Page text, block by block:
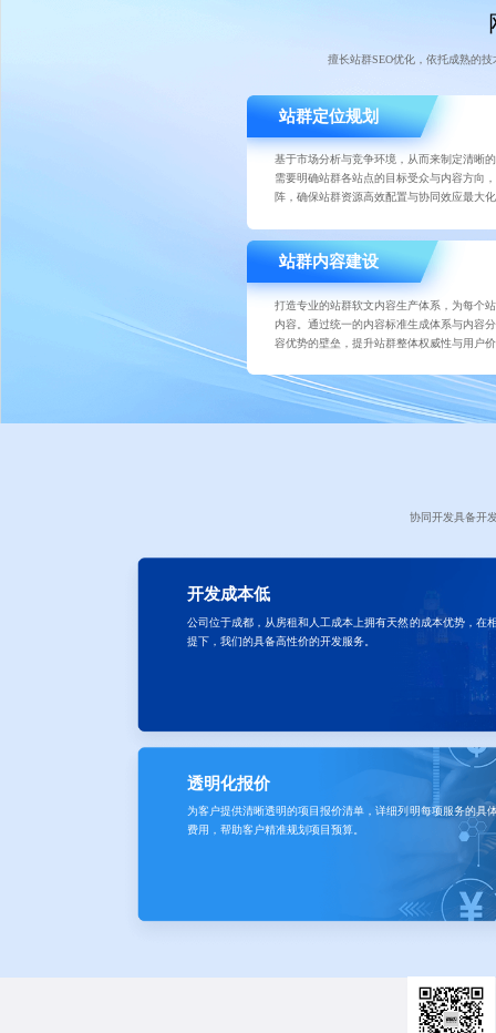
擅长站群SEO优化，依托成熟的
站群定位规划
基于市场分析与竞争环境，从而来制定清晰
需要明确站群各站点的目标受众与内容方向
阵，确保站群资源高效配置与协同效应最大
站群内容建设
打造专业的站群软文内容生产体系，为每个
内容。通过统一的内容标准生成体系与内容
容优势的壁垒，提升站群整体权威性与用户
协同开发具备开
开发成本低
公司位于成都，从房租和人工成本上拥有天然的成本优势，在
提下，我们的具备高性价的开发服务。
透明化报价
为客户提供清晰透明的项目报价清单，详细列明每项服务的具
费用，帮助客户精准规划项目预算。